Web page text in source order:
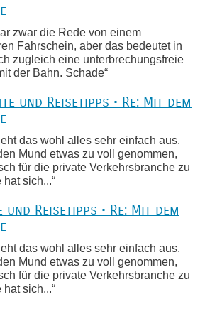
zwar die Rede von einem
Fahrschein, aber das bedeutet in
zugleich eine unterbrechungsfreie
der Bahn. Schade“
und Reisetipps • Re: Mit dem
das wohl alles sehr einfach aus.
Mund etwas zu voll genommen,
für die private Verkehrsbranche zu
sich...“
Reisetipps • Re: Mit dem
das wohl alles sehr einfach aus.
Mund etwas zu voll genommen,
für die private Verkehrsbranche zu
sich...“